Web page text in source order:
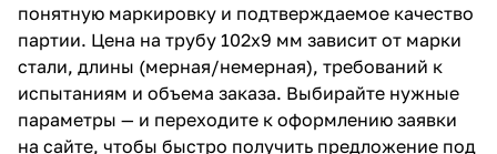
понятную маркировку и подтверждаемое качество
партии. Цена на трубу 102х9 мм зависит от марки
стали, длины (мерная/немерная), требований к
испытаниям и объема заказа. Выбирайте нужные
параметры — и переходите к оформлению заявки
на сайте, чтобы быстро получить предложение под